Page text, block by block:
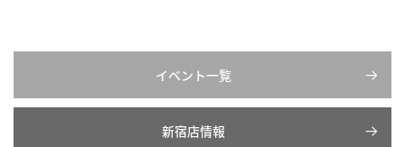
イベント一覧
新宿店情報